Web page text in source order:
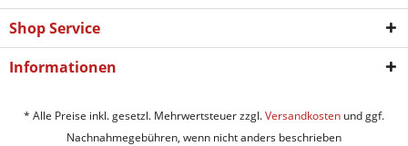
Shop Service
Informationen
* Alle Preise inkl. gesetzl. Mehrwertsteuer zzgl.Versandkosten und ggf.
Nachnahmegebühren, wenn nicht anders beschrieben